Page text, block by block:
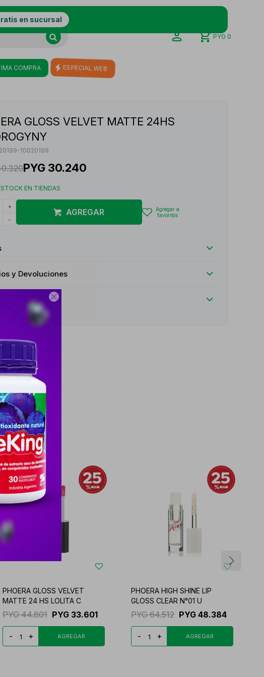

en sucursal
COMPRA ESPECIAL WEB
PYG 0
GLOSS VELVET MATTE 24HS
10020199
PYG 30.240
STOCK EN TIENDAS
+
-
AGREGAR
y Devoluciones
de pago
PHOERA GLOSS VELVET
MATTE 24 HS LOLITA C
PYG 44.801 PYG 33.601
- +
PHOERA HIGH SHINE LIP
GLOSS CLEAR N°01 U
PYG 64.512 PYG 48.384
- +